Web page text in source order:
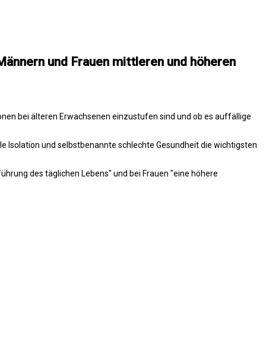
und Frauen mittleren und höheren
bei älteren Erwachsenen einzustufen sind und ob es auffällige
Isolation und selbstbenannte schlechte Gesundheit die wichtigsten
des täglichen Lebens" und bei Frauen "eine höhere